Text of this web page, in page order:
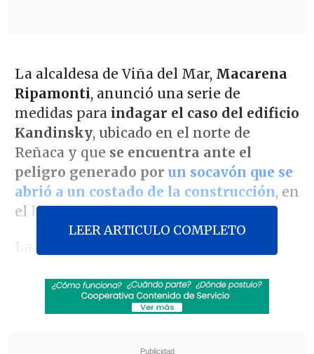
La alcaldesa de Viña del Mar, Macarena
Ripamonti, anunció una serie de
medidas para indagar el caso del edificio
Kandinsky, ubicado en el norte de
Reñaca y que se encuentra ante el
peligro generado por un socavón que se
abrió a un costado de la construcción, en
el límite con las dunas.
La emergencia partió como
llega hasta el acceso de este edificio
del que fueron evacuadas ayer 25
devino en la socavación de la duna y
LEER ARTICULO COMPLETO